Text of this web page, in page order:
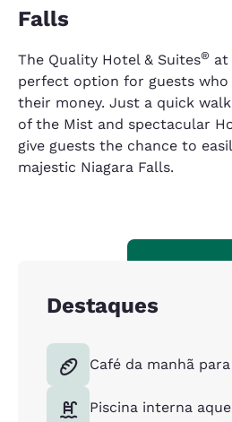
Falls
The Quality Hotel & Suites® at
perfect option for guests
their money. Just a quick
of the Mist and spectacular
give guests the chance to
majestic Niagara Falls.
Destaques
Café da manhã
Piscina interna